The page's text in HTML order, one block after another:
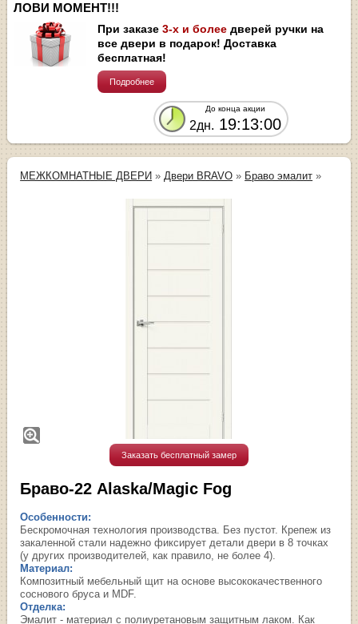
ЛОВИ МОМЕНТ!!!
При заказе3-х и более дверей ручки на
все двери в подарок! Доставка
бесплатная!
Подробнее
До конца акции
2дн. 19:13:00
МЕЖКОМНАТНЫЕ ДВЕРИ » Двери BRAVO » Браво эмалит »
Заказать бесплатный замер
Браво-22 Alaska/Magic Fog
Особенности:
Бескромочная технология производства. Без пустот. Крепеж из
закаленной стали надежно фиксирует детали двери в 8 точках
(у других производителей, как правило, не более 4).
Материал:
Композитный мебельный щит на основе высококачественного
соснового бруса и MDF.
Отделка:
Эмалит - материал с полиуретановым защитным лаком. Как